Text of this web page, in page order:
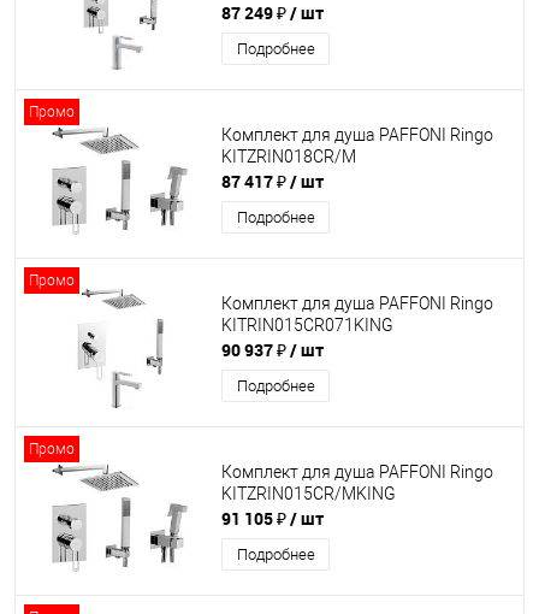
87 249 ₽/ шт
Подробнее
Промо
Комплект для душа PAFFONI Ringo
KITZRIN018CR/M
87 417 ₽/ шт
Подробнее
Промо
Комплект для душа PAFFONI Ringo
KITRIN015CR071KING
90 937 ₽/ шт
Подробнее
Промо
Комплект для душа PAFFONI Ringo
KITZRIN015CR/MKING
91 105 ₽/ шт
Подробнее